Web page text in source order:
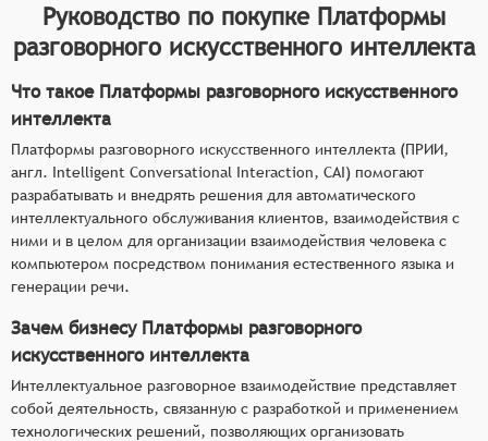
Руководство по покупке Платформы
разговорного искусственного интеллекта
Что такое Платформы разговорного искусственного
интеллекта
Платформы разговорного искусственного интеллекта (ПРИИ,
англ. Intelligent Conversational Interaction, CAI) помогают
разрабатывать и внедрять решения для автоматического
интеллектуального обслуживания клиентов, взаимодействия с
ними и в целом для организации взаимодействия человека с
компьютером посредством понимания естественного языка и
генерации речи.
Зачем бизнесу Платформы разговорного
искусственного интеллекта
Интеллектуальное разговорное взаимодействие представляет
собой деятельность, связанную с разработкой и применением
технологических решений, позволяющих организовать